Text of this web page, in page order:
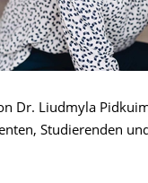
Dr. Liudmyla
Studierenden